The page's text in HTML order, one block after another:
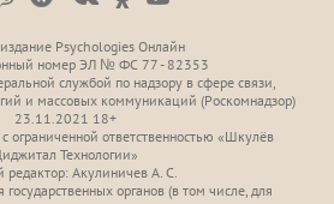
Psychologies Онлайн
номер ЭЛ № ФС 77 - 82353
службой по надзору в сфере связи,
и массовых коммуникаций (Роскомнадзор)
23.11.2021 18+
ограниченной ответственностью «Шкулёв
Технологии»
редактор: Акулиничев А. С.
органов (в том числе, для